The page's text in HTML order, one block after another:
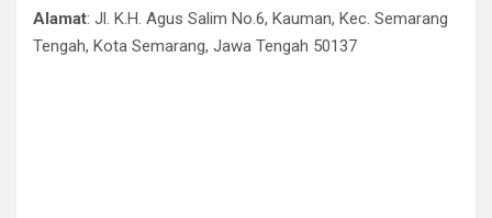
Alamat: Jl. K.H. Agus Salim No.6, Kauman, Kec. Semarang
Tengah, Kota Semarang, Jawa Tengah 50137